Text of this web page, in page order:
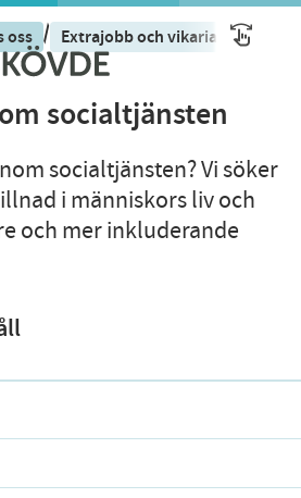
oss / Extrajobb och vikariat /
socialtjänsten
socialtjänsten? Vi söker
i människors liv och
och mer inkluderande